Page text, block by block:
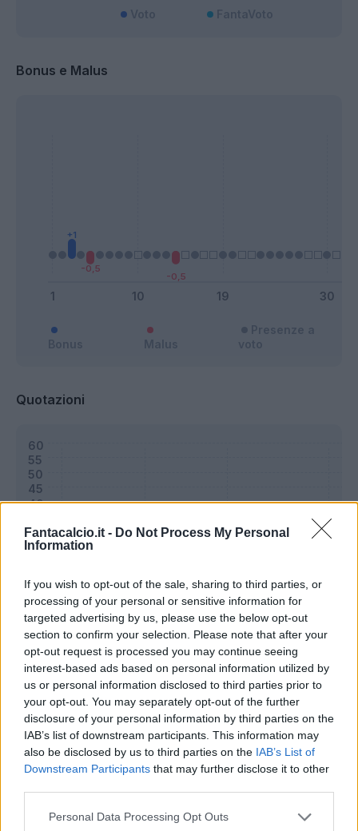
Fantacalcio.it - Do Not Process My Personal
Information
If you wish to opt-out of the sale, sharing to third parties, or
processing of your personal or sensitive information for
targeted advertising by us, please use the below opt-out
section to confirm your selection. Please note that after your
opt-out request is processed you may continue seeing
interest-based ads based on personal information utilized by
us or personal information disclosed to third parties prior to
your opt-out. You may separately opt-out of the further
disclosure of your personal information by third parties on the
IAB’s list of downstream participants. This information may
also be disclosed by us to third parties on the IAB’s List of
Downstream Participants that may further disclose it to other
Personal Data Processing Opt Outs
Bonus e Malus
Quotazioni
Classic Mantra
Riepilogo stagione
Titolare 9 - 23%
Entrato 23 - 60%
Squalificato 0 - 0